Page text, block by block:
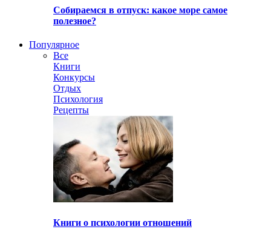
Собираемся в отпуск: какое море самое
полезное?
Популярное
Все
Книги
Конкурсы
Отдых
Психология
Рецепты
Книги о психологии отношений